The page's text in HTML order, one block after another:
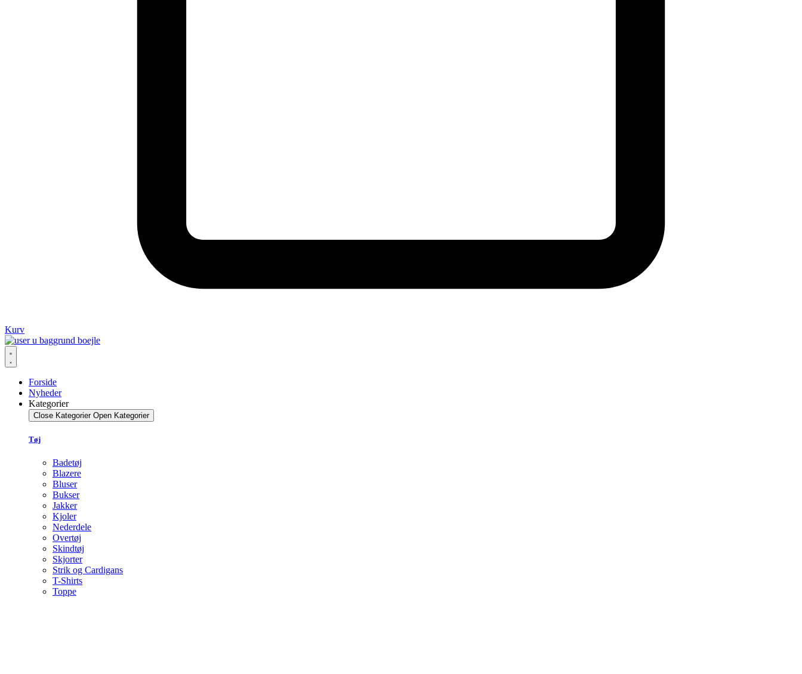
Kurv
Forside
Nyheder
Kategorier
Close Kategorier Open Kategorier
Tøj
Badetøj
Blazere
Bluser
Bukser
Jakker
Kjoler
Nederdele
Overtøj
Skindtøj
Skjorter
Strik og Cardigans
T-Shirts
Toppe